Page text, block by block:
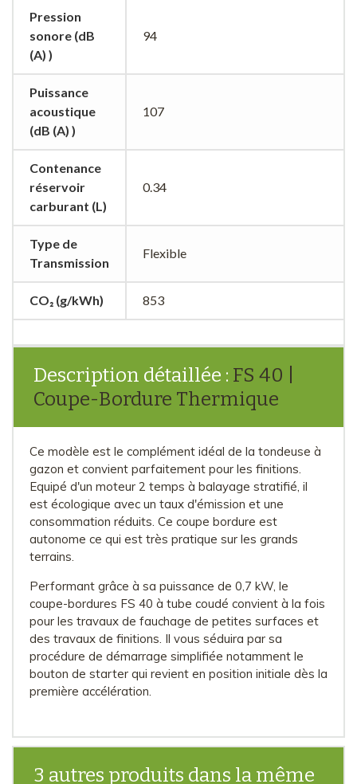
Pression
sonore (dB
(A) )
94
Puissance
acoustique
(dB (A) )
107
Contenance
réservoir
carburant (L)
0.34
Type de
Transmission
Flexible
CO₂ (g/kWh) 853
Description détaillée : FS 40 |
Coupe-Bordure Thermique
Ce modèle est le complément idéal de la tondeuse à
gazon et convient parfaitement pour les finitions.
Equipé d'un moteur 2 temps à balayage stratifié, il
est écologique avec un taux d'émission et une
consommation réduits. Ce coupe bordure est
autonome ce qui est très pratique sur les grands
terrains.
Performant grâce à sa puissance de 0,7 kW, le
coupe-bordures FS 40 à tube coudé convient à la fois
pour les travaux de fauchage de petites surfaces et
des travaux de finitions. Il vous séduira par sa
procédure de démarrage simplifiée notamment le
bouton de starter qui revient en position initiale dès la
première accélération.
3 autres produits dans la même